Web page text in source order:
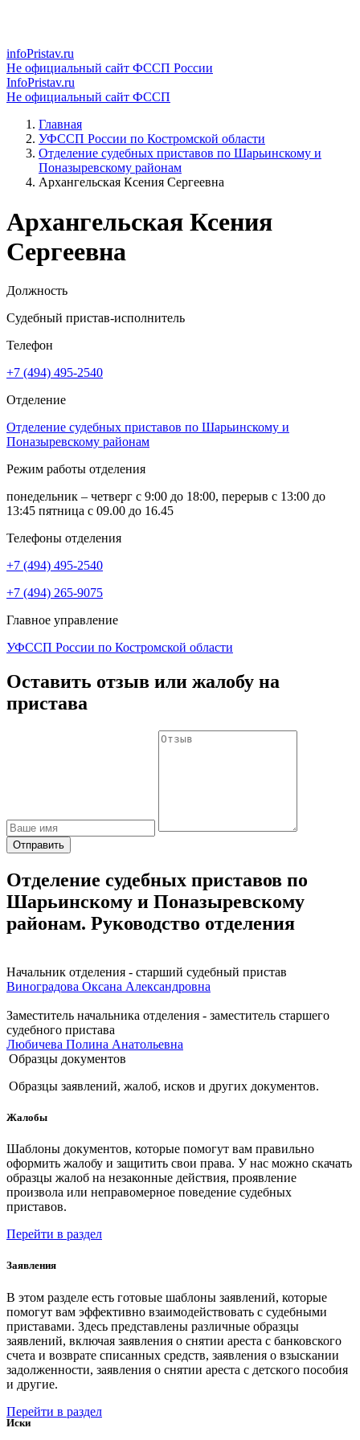
infoPristav.ru
Не официальный сайт ФССП России
InfoPristav.ru
Не официальный сайт ФССП
Главная
УФССП России по Костромской области
Отделение судебных приставов по Шарьинскому и
Поназыревскому районам
Архангельская Ксения Сергеевна
Архангельская Ксения
Сергеевна
Должность
Судебный пристав-исполнитель
Телефон
+7 (494) 495-2540
Отделение
Отделение судебных приставов по Шарьинскому и
Поназыревскому районам
Режим работы отделения
понедельник – четверг с 9:00 до 18:00, перерыв с 13:00 до
13:45 пятница с 09.00 до 16.45
Телефоны отделения
+7 (494) 495-2540
+7 (494) 265-9075
Главное управление
УФССП России по Костромской области
Оставить отзыв или жалобу на
пристава
Отправить
Отделение судебных приставов по
Шарьинскому и Поназыревскому
районам. Руководство отделения
Начальник отделения - старший судебный пристав
Виноградова Оксана Александровна
Заместитель начальника отделения - заместитель старшего
судебного пристава
Любичева Полина Анатольевна
Образцы документов
Образцы заявлений, жалоб, исков и других документов.
Жалобы
Шаблоны документов, которые помогут вам правильно
оформить жалобу и защитить свои права. У нас можно скачать
образцы жалоб на незаконные действия, проявление
произвола или неправомерное поведение судебных
приставов.
Перейти в раздел
Заявления
В этом разделе есть готовые шаблоны заявлений, которые
помогут вам эффективно взаимодействовать с судебными
приставами. Здесь представлены различные образцы
заявлений, включая заявления о снятии ареста с банковского
счета и возврате списанных средств, заявления о взыскании
задолженности, заявления о снятии ареста с детского пособия
и другие.
Перейти в раздел
Иски